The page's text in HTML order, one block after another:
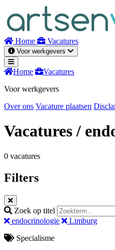
inhoud
Home Vacatures
Voor werkgevers
Home
Vacatures
Voor werkgevers
Over ons Vacature plaatsen
Vacatures/
0 vacatures
Filters
Zoek op titel
endocrinologie
Limburg
Specialisme